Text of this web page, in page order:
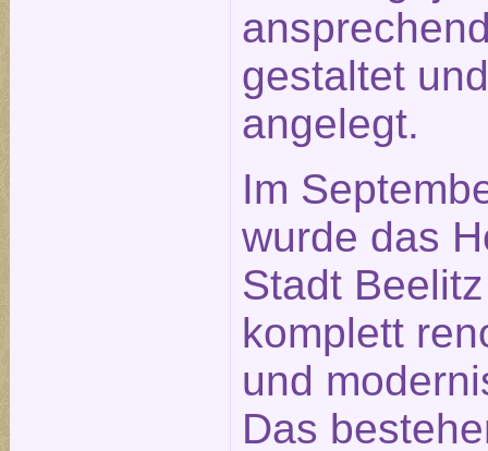
gestaltet und
angelegt.
Im
wurde das
Stadt Beelitz
komplett
und
Das